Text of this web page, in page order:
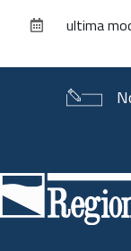
documento
ultima
di
pagina